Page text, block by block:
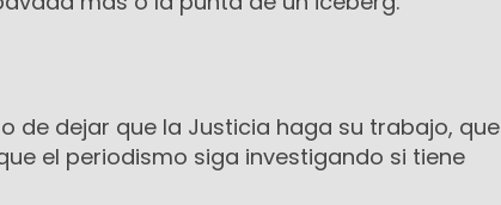
de dejar que la Justicia haga su trabajo, que
el periodismo siga investigando si tiene